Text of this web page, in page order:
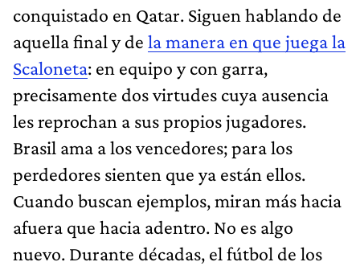
conquistado en Qatar. Siguen hablando de
aquella final y de la manera en que juega la
Scaloneta: en equipo y con garra,
precisamente dos virtudes cuya ausencia
les reprochan a sus propios jugadores.
Brasil ama a los vencedores; para los
perdedores sienten que ya están ellos.
Cuando buscan ejemplos, miran más hacia
afuera que hacia adentro. No es algo
nuevo. Durante décadas, el fútbol de los